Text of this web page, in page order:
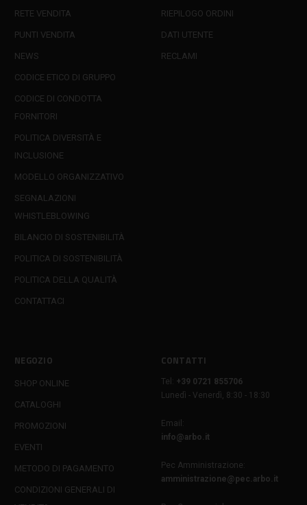
RETE VENDITA
PUNTI VENDITA
NEWS
CODICE ETICO DI GRUPPO
CODICE DI CONDOTTA
FORNITORI
POLITICA DIVERSITÀ E
INCLUSIONE
MODELLO ORGANIZZATIVO
SEGNALAZIONI
WHISTLEBLOWING
BILANCIO DI SOSTENIBILITÀ
POLITICA DI SOSTENIBILITÀ
POLITICA DELLA QUALITÀ
CONTATTACI
RIEPILOGO ORDINI
DATI UTENTE
RECLAMI
NEGOZIO
SHOP ONLINE
CATALOGHI
PROMOZIONI
EVENTI
METODO DI PAGAMENTO
CONDIZIONI GENERALI DI
CONTATTI
Tel:
+39 0721 855706
Lunedì - Venerdì, 8:30 - 18:30
Email:
info@arbo.it
Pec Amministrazione:
amministrazione@pec.arbo.it